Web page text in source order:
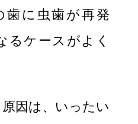
歯に虫歯が再発
るケースがよく
因は、いったい